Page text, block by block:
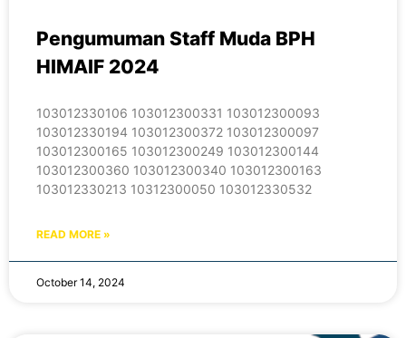
Pengumuman Staff Muda BPH
HIMAIF 2024
103012330106 103012300331 103012300093
103012330194 103012300372 103012300097
103012300165 103012300249 103012300144
103012300360 103012300340 103012300163
103012330213 10312300050 103012330532
READ MORE »
October 14, 2024